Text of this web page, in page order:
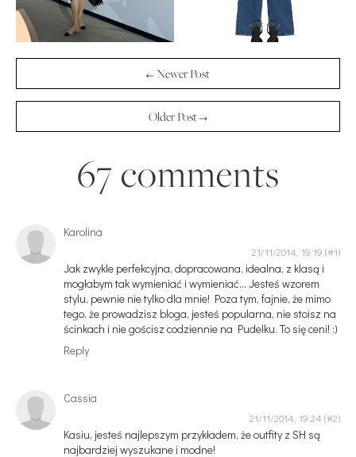
← Newer Post
Older Post →
67 comments
Karolina
21/11/2014, 19:19
Jak zwykle perfekcyjna, dopracowana, idealna, z klasą i
mogłabym tak wymieniać i wymieniać... Jesteś wzorem
stylu, pewnie nie tylko dla mnie! Poza tym, fajnie, że mimo
tego, że prowadzisz bloga, jesteś popularna, nie stoisz na
ścinkach i nie gościsz codziennie na Pudelku. To się ceni! :)
Reply
Cassia
21/11/2014, 19:24
Kasiu, jesteś najlepszym przykładem, że outfity z SH są
najbardziej wyszukane i modne!